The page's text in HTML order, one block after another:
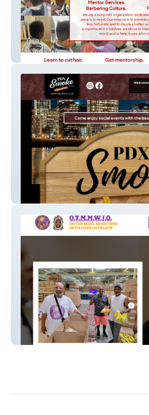
Raising The Bar 503
PDX Smoke
On The Move Ministries Website